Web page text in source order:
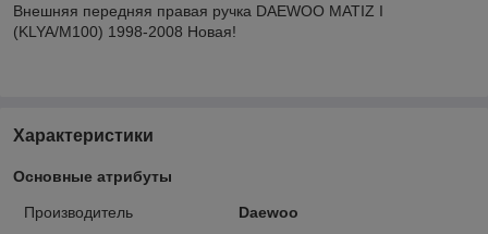
Внешняя передняя правая ручка DAEWOO MATIZ I
(KLYA/M100) 1998-2008 Новая!
Характеристики
Основные атрибуты
Производитель
Daewoo